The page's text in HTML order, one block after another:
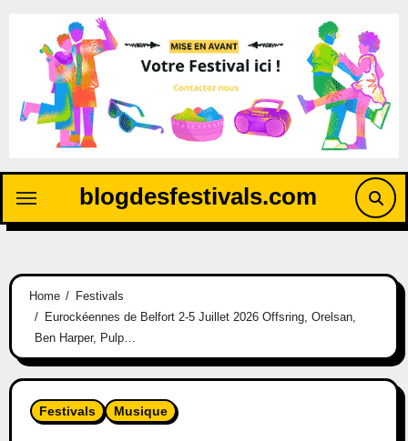
blogdesfestivals.com
Home
Festivals
Eurockéennes de Belfort 2-5 Juillet 2026 Offsring, Orelsan,
Ben Harper, Pulp…
Festivals Musique